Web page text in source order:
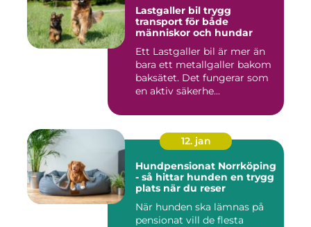
Lastgaller bil trygg
transport för både
människor och hundar
Ett Lastgaller bil är mer än
bara ett metallgaller bakom
baksätet. Det fungerar som
en aktiv säkerhe...
12. jan
Hundpensionat Norrköping
- så hittar hunden en trygg
plats när du reser
När hunden ska lämnas på
pensionat vill de flesta